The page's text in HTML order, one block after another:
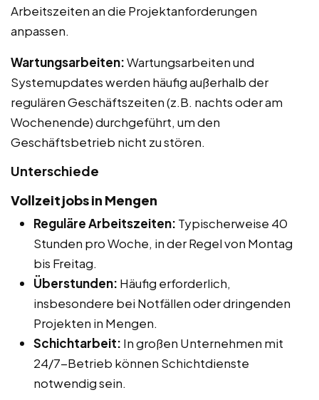
Arbeitszeiten an die Projektanforderungen
anpassen.
Wartungsarbeiten:Wartungsarbeiten und
Systemupdates werden häufig außerhalb der
regulären Geschäftszeiten (z.B. nachts oder am
Wochenende) durchgeführt, um den
Geschäftsbetrieb nicht zu stören.
Unterschiede
Vollzeitjobs in Mengen
Reguläre Arbeitszeiten: Typischerweise 40
Stunden pro Woche, in der Regel von Montag
bis Freitag.
Überstunden: Häufig erforderlich,
insbesondere bei Notfällen oder dringenden
Projekten in Mengen.
Schichtarbeit: In großen Unternehmen mit
24/7-Betrieb können Schichtdienste
notwendig sein.